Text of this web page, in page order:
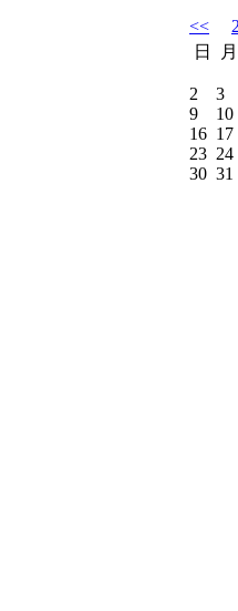
<<
日
月
2
3
9
10
16 17
23 24
30 31